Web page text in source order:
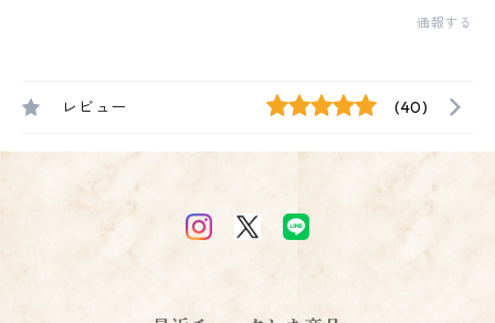
通報する
レビュー (40)